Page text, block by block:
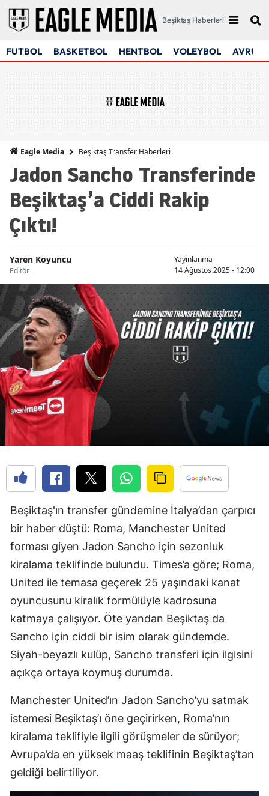
Beşiktaş Haberleri
FUTBOL BASKETBOL HENTBOL VOLEYBOL
Eagle Media Beşiktaş Transfer Haberleri
Jadon Sancho Transferinde
Beşiktaş’a Ciddi Rakip
Çıktı!
Yaren Koyuncu
Editör
Yayınlanma
14 Ağustos 2025 - 12:00
Beşiktaş'ın transfer gündemine İtalya’dan çarpıcı
bir haber düştü: Roma, Manchester United
forması giyen Jadon Sancho için sezonluk
kiralama teklifinde bulundu. Times’a göre; Roma,
United ile temasa geçerek 25 yaşındaki kanat
oyuncusunu kiralık formülüyle kadrosuna
katmaya çalışıyor. Öte yandan Beşiktaş da
Sancho için ciddi bir isim olarak gündemde.
Siyah-beyazlı kulüp, Sancho transferi için ilgisini
açıkça ortaya koymuş durumda.
Manchester United’ın Jadon Sancho’yu satmak
istemesi Beşiktaş’ı öne geçirirken, Roma’nın
kiralama teklifiyle ilgili görüşmeler de sürüyor;
Avrupa’da en yüksek maaş teklifinin Beşiktaş’tan
geldiği belirtiliyor.